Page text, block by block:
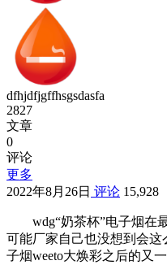
dfhjdfjgffhsgsdasfa
2827
文章
0
评论
更多
2022年8月26日 评论 15,928
wdg“奶茶杯”电子烟在
可能厂家自己也没想到会
子烟weeto大焕彩之后的又